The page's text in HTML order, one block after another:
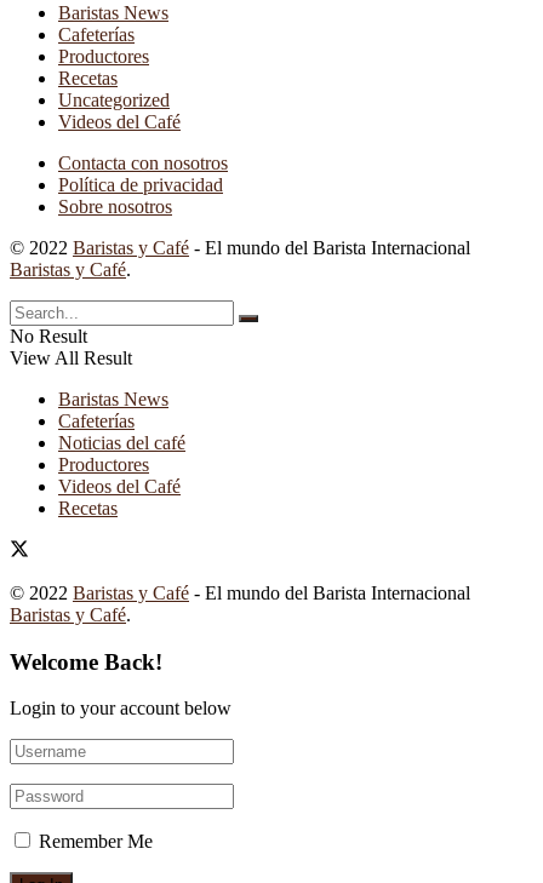
Baristas News
Cafeterías
Productores
Recetas
Uncategorized
Videos del Café
Contacta con nosotros
Política de privacidad
Sobre nosotros
© 2022 Baristas y Café - El mundo del Barista Internacional
Baristas y Café.
No Result
View All Result
Baristas News
Cafeterías
Noticias del café
Productores
Videos del Café
Recetas
© 2022 Baristas y Café - El mundo del Barista Internacional
Baristas y Café.
Welcome Back!
Login to your account below
Remember Me